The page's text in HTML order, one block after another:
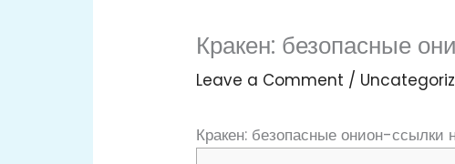
Кракен: безопасные
Leave a Comment /
Кракен: безопасные онион-ссылки